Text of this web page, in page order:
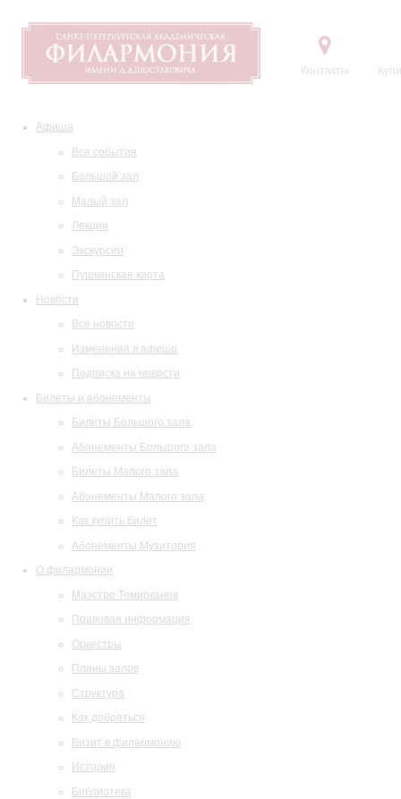
Контакты
Афиша
Все события
Большой зал
Малый зал
Лекции
Экскурсии
Пушкинская карта
Новости
Все новости
Изменения в афише
Подписка на новости
Билеты и абонементы
Билеты Большого зала
Абонементы Большого зала
Билеты Малого зала
Абонементы Малого зала
Как купить билет
Абонементы Музитория
О филармонии
Маэстро Темирканов
Правовая информация
Оркестры
Планы залов
Структура
Как добраться
Визит в филармонию
История
Библиотека